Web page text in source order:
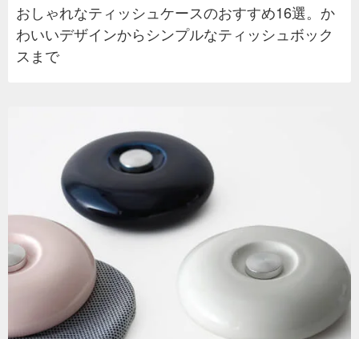
おしゃれなティッシュケースのおすすめ16選。か
わいいデザインからシンプルなティッシュボック
スまで